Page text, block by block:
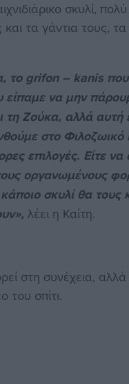
σκυλί,
και τα γάντια τους,
το grifon – kanis που
να μην
τη Ζούκα, αλλά
στο
επιλογές. Είτε
οργανωμένους
σκυλί θα τους
λέει η Καίτη.
στη συνέχεια, αλλά
του σπίτι.